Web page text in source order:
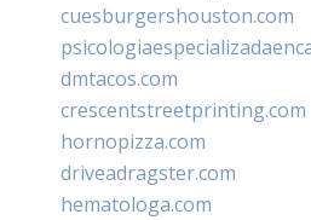
cuesburgershouston.com
dmtacos.com
crescentstreetprinting.com
hornopizza.com
driveadragster.com
hematologa.com